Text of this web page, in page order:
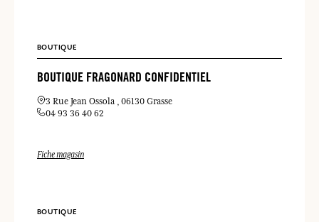
BOUTIQUE
BOUTIQUE FRAGONARD CONFIDENTIEL
3 Rue Jean Ossola
06130 Grasse
04 93 36 40 62
Fiche magasin
BOUTIQUE